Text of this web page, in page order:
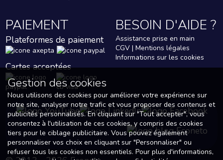
Gestion des cookies
Nous utilisons des cookies pour améliorer votre expérience sur
notre site, analyser notre trafic et vous proposer des contenus et
publicités personnalisés. En cliquant sur "Tout accepter", vous
consentez à l'utilisation de ces cookies, y compris des cookies
tiers pour le ciblage publicitaire. Vous pouvez également
personnaliser vos choix en cliquant sur "Personnaliser" ou
refuser tous les cookies non essentiels. Pour plus d'informations,
PAIEMENT
Plateformes de paiement
Cartes acceptées
BESOIN D'AIDE ?
Assistance prise en main
CGV | Mentions légales
Informations sur les cookies